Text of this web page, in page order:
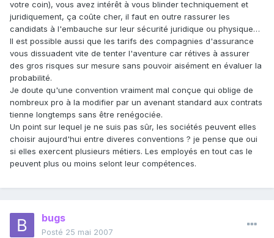
votre coin), vous avez intérêt à vous blinder techniquement et
juridiquement, ça coûte cher, il faut en outre rassurer les
candidats à l'embauche sur leur sécurité juridique ou physique…
Il est possible aussi que les tarifs des compagnies d'assurance
vous dissuadent vite de tenter l'aventure car rétives à assurer
des gros risques sur mesure sans pouvoir aisément en évaluer la
probabilité.
Je doute qu'une convention vraiment mal conçue qui oblige de
nombreux pro à la modifier par un avenant standard aux contrats
tienne longtemps sans être renégociée.
Un point sur lequel je ne suis pas sûr, les sociétés peuvent elles
choisir aujourd'hui entre diveres conventions ? je pense que oui
si elles exercent plusieurs métiers. Les employés en tout cas le
peuvent plus ou moins selont leur compétences.
bugs
Posté 25 mai 2007